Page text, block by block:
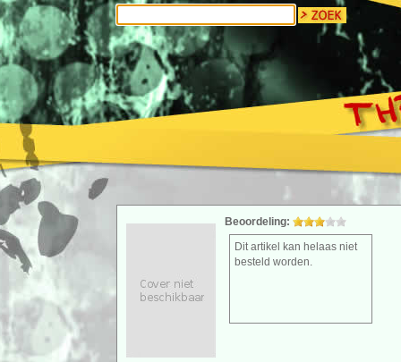
Beoordeling:
Dit artikel kan helaas niet
besteld worden.